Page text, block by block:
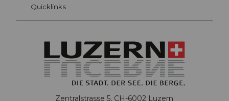
Quicklinks
Zentralstrasse 5, CH-6002 Luzern